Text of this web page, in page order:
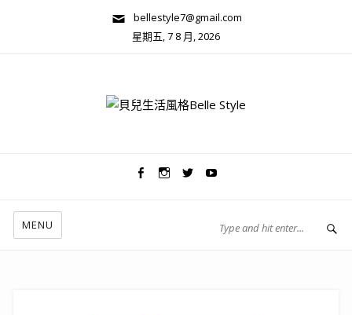
bellestyle7@gmail.com
星期五, 7 8 月, 2026
MENU